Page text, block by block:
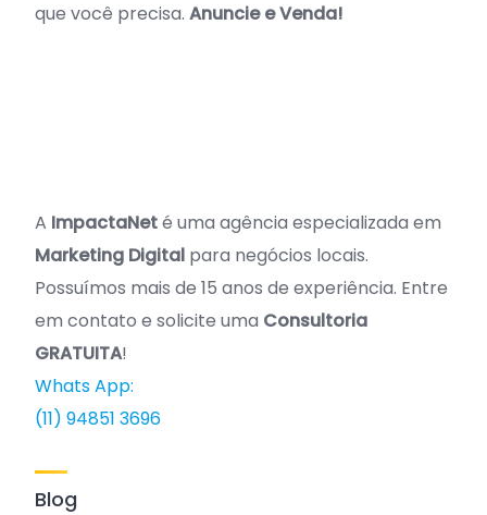
que você precisa. Anuncie e Venda!
A ImpactaNeté uma agência especializada em
Marketing Digital para negócios locais.
Possuímos mais de 15 anos de experiência. Entre
em contato e solicite uma Consultoria
GRATUITA!
Whats App:
(11) 94851 3696
Blog